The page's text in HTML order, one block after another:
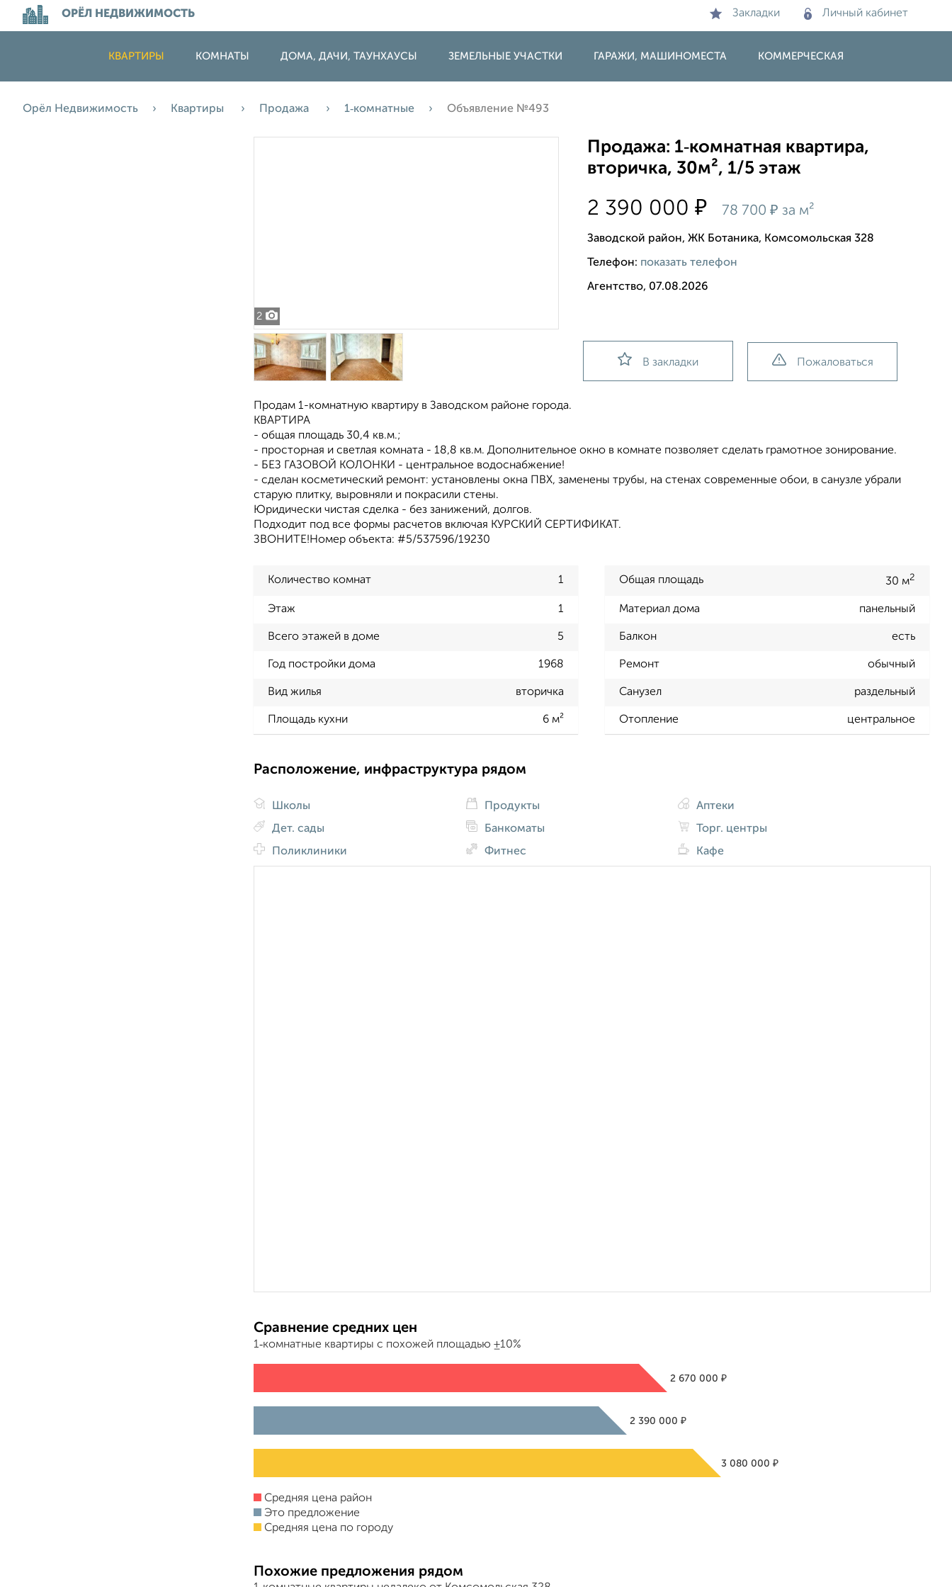
ОРЁЛ НЕДВИЖИМОСТЬ Закладки Личный кабинет
КВАРТИРЫ КОМНАТЫ ДОМА, ДАЧИ, ТАУНХАУСЫ ЗЕМЕЛЬНЫЕ УЧАСТКИ ГАРАЖИ, МАШИНОМЕСТА КОММЕРЧЕСКАЯ
Орёл Недвижимость Квартиры Продажа 1‑комнатные Объявление №493
2
Продажа: 1‑комнатная квартира,
вторичка, 30м², 1/5 этаж
2 390 000₽ 78 700₽ за м²
Заводской район, ЖК Ботаника, Комсомольская 328
Телефон: показать телефон
Агентство, 07.08.2026
В закладки Пожаловаться
Продам 1-комнатную квартиру в Заводском районе города.
КВАРТИРА
- общая площадь 30,4 кв.м.;
- просторная и светлая комната - 18,8 кв.м. Дополнительное окно в комнате позволяет сделать грамотное зонирование.
- БЕЗ ГАЗОВОЙ КОЛОНКИ - центральное водоснабжение!
- сделан косметический ремонт: установлены окна ПВХ, заменены трубы, на стенах современные обои, в санузле убрали
старую плитку, выровняли и покрасили стены.
Юридически чистая сделка - без занижений, долгов.
Подходит под все формы расчетов включая КУРСКИЙ СЕРТИФИКАТ.
ЗВОНИТЕ!Номер объекта: #5/537596/19230
Количество комнат 1 Общая площадь 30 м2
Этаж 1 Материал дома панельный
Всего этажей в доме 5 Балкон есть
Год постройки дома 1968 Ремонт обычный
Вид жилья вторичка Санузел раздельный
Площадь кухни 6 м² Отопление центральное
Расположение, инфраструктура рядом
Школы
Дет. сады
Поликлиники
Продукты
Банкоматы
Фитнес
Аптеки
Торг. центры
Кафе
Сравнение средних цен
1‑комнатные квартиры с похожей площадью ±10%
2 670 000 ₽
2 390 000 ₽
3 080 000₽
Средняя цена район
Это предложение
Средняя цена по городу
Похожие предложения рядом